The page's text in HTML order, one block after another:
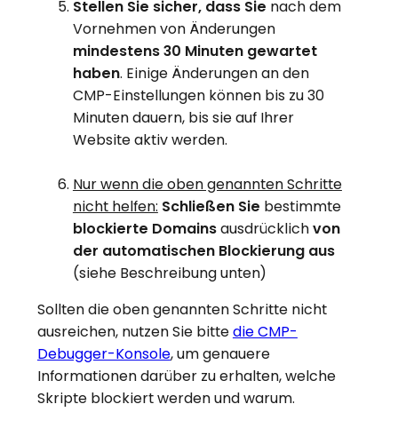
Stellen Sie sicher, dass Sie nach dem
Vornehmen von Änderungen
mindestens 30 Minuten gewartet
haben. Einige Änderungen an den
CMP-Einstellungen können bis zu 30
Minuten dauern, bis sie auf Ihrer
Website aktiv werden.
Nur wenn die oben genannten Schritte
nicht helfen: Schließen Sie bestimmte
blockierte Domainsausdrücklichvon
der automatischen Blockierung aus
(siehe Beschreibung unten)
Sollten die oben genannten Schritte nicht
ausreichen, nutzen Sie bittedie CMP-
Debugger-Konsole, um genauere
Informationen darüber zu erhalten, welche
Skripte blockiert werden und warum.